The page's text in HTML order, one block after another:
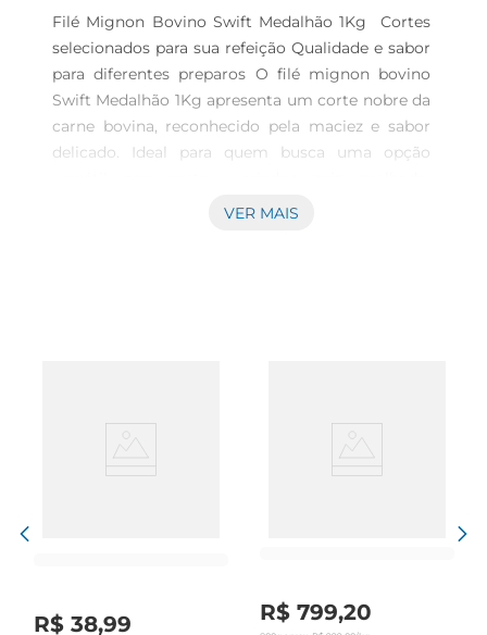
Filé Mignon Bovino Swift Medalhão 1Kg  Cortes
selecionados para sua refeição Qualidade e sabor
para diferentes preparos O filé mignon bovino
Swift Medalhão 1Kg apresenta um corte nobre da
carne bovina, reconhecido pela maciez e sabor
delicado. Ideal para quem busca uma opção
assado ou preparado na frigideira, garantindo
diferentes momentos de consumo. Cuidados na
proporcionando suculência e uma experiência
VER MAIS
R$ 38,99 R$ 799,20